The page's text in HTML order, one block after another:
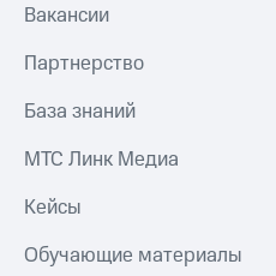
Вакансии
Партнерство
База знаний
МТС Линк Медиа
Кейсы
Обучающие материалы